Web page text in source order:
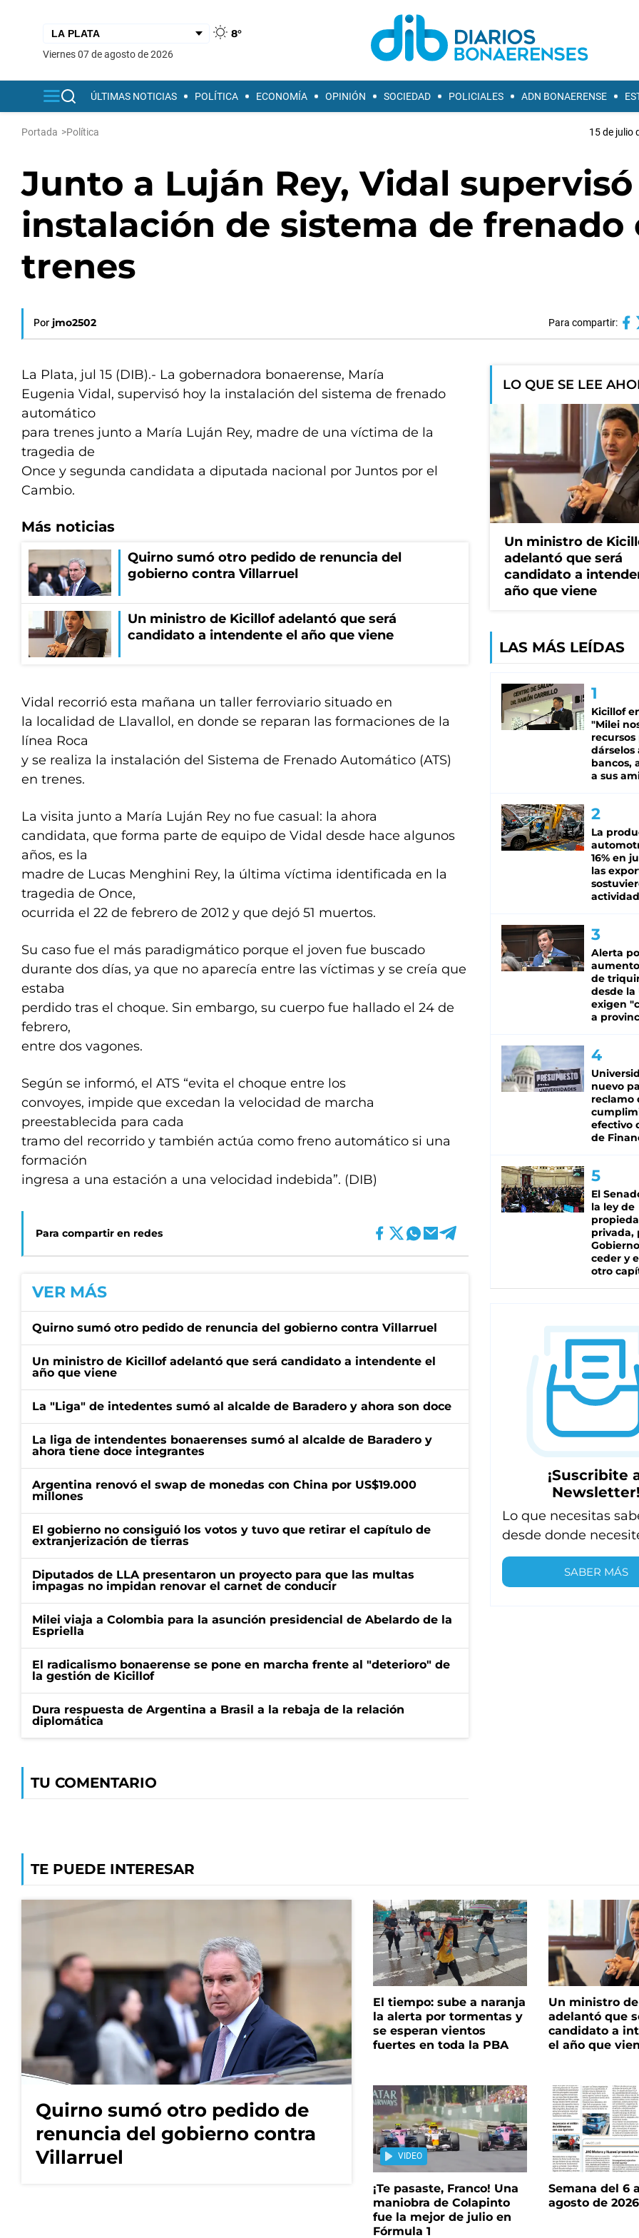
8°
viernes 07 de agosto de 2026
ÚLTIMAS NOTICIAS POLÍTICA ECONOMÍA OPINIÓN SOCIEDAD POLICIALES ADN BONAERENSE
Portada >Política 15 de julio
Junto a Luján Rey, Vidal supervisó
instalación de sistema de frenado
trenes
Por jmo2502 Para compartir:
La Plata, jul 15 (DIB).- La gobernadora bonaerense, María
Eugenia Vidal, supervisó hoy la instalación del sistema de frenado
automático
para trenes junto a María Luján Rey, madre de una víctima de la
tragedia de
Once y segunda candidata a diputada nacional por Juntos por el
Cambio.
Más noticias
Quirno sumó otro pedido de renuncia del
gobierno contra Villarruel
Un ministro de Kicillof adelantó que será
candidato a intendente el año que viene
Vidal recorrió esta mañana un taller ferroviario situado en
la localidad de Llavallol, en donde se reparan las formaciones de la
línea Roca
y se realiza la instalación del Sistema de Frenado Automático (ATS)
en trenes.
La visita junto a María Luján Rey no fue casual: la ahora
candidata, que forma parte de equipo de Vidal desde hace algunos
años, es la
madre de Lucas Menghini Rey, la última víctima identificada en la
tragedia de Once,
ocurrida el 22 de febrero de 2012 y que dejó 51 muertos.
Su caso fue el más paradigmático porque el joven fue buscado
durante dos días, ya que no aparecía entre las víctimas y se creía que
estaba
perdido tras el choque. Sin embargo, su cuerpo fue hallado el 24 de
febrero,
entre dos vagones.
Según se informó, el ATS “evita el choque entre los
convoyes, impide que excedan la velocidad de marcha
preestablecida para cada
tramo del recorrido y también actúa como freno automático si una
formación
ingresa a una estación a una velocidad indebida”. (DIB)
Para compartir en redes
VER MÁS
Quirno sumó otro pedido de renuncia del gobierno contra Villarruel
Un ministro de Kicillof adelantó que será candidato a intendente el
año que viene
La "Liga" de intedentes sumó al alcalde de Baradero y ahora son doce
La liga de intendentes bonaerenses sumó al alcalde de Baradero y
ahora tiene doce integrantes
Argentina renovó el swap de monedas con China por US$19.000
millones
El gobierno no consiguió los votos y tuvo que retirar el capítulo de
extranjerización de tierras
Diputados de LLA presentaron un proyecto para que las multas
impagas no impidan renovar el carnet de conducir
Milei viaja a Colombia para la asunción presidencial de Abelardo de la
Espriella
El radicalismo bonaerense se pone en marcha frente al "deterioro" de
la gestión de Kicillof
Dura respuesta de Argentina a Brasil a la rebaja de la relación
diplomática
TU COMENTARIO
LO QUE SE LEE
Un ministro de
adelantó que será
candidato a
año que viene
LAS MÁS LEÍDAS
Kicillof
"Milei
recursos
dárselos
bancos,
a sus
La
16% en
las
actividad
Alerta
de
desde la
exigen
a
nuevo
reclamo
efectivo
de
El
la ley de
privada,
ceder y
otro
¡Suscribite
Newsletter!
Lo que necesitas
desde donde
SABER MÁS
TE PUEDE INTERESAR
Quirno sumó otro pedido de
renuncia del gobierno contra
Villarruel
El tiempo: sube a naranja
la alerta por tormentas y
se esperan vientos
fuertes en toda la PBA
Un ministro
adelantó que
candidato a
el año que
VIDEO
¡Te pasaste, Franco! Una
maniobra de Colapinto
fue la mejor de julio en
Fórmula 1
Semana del 6
agosto de 2026